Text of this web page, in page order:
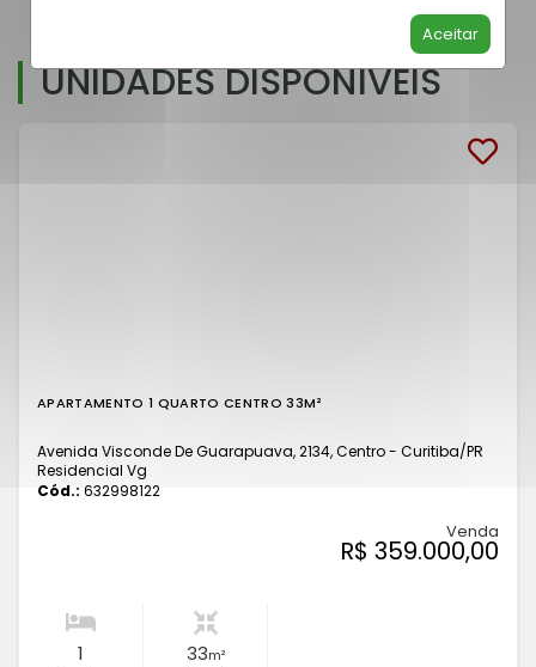
Aceitar
UNIDADES DISPONÍVEIS
APARTAMENTO 1 QUARTO CENTRO 33M²
Avenida Visconde De Guarapuava, 2134, Centro - Curitiba/PR
Residencial Vg
Cód.: 632998122
Venda
R$ 359.000,00
1 33m²